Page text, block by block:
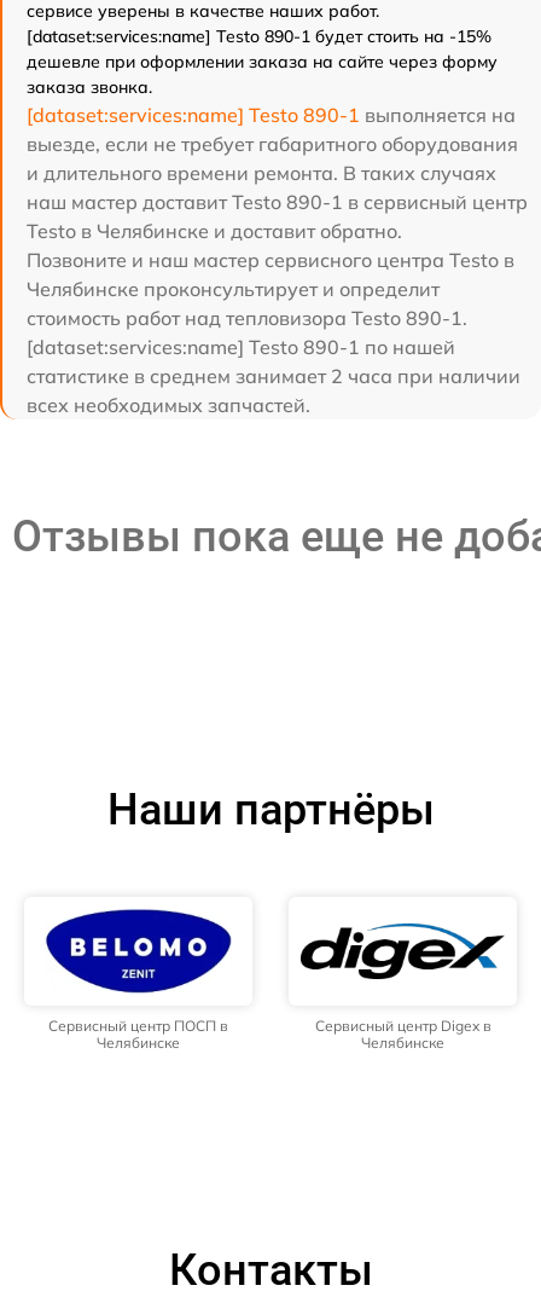
сервисе уверены в качестве наших работ.
[dataset:services:name] Testo 890-1 будет стоить на -15%
дешевле при оформлении заказа на сайте через форму
заказа звонка.
[dataset:services:name] Testo 890-1 выполняется на
выезде, если не требует габаритного оборудования
и длительного времени ремонта. В таких случаях
наш мастер доставит Testo 890-1 в сервисный центр
Testo в Челябинске и доставит обратно.
Позвоните и наш мастер сервисного центра Testo в
Челябинске проконсультирует и определит
стоимость работ над тепловизора Testo 890-1.
[dataset:services:name] Testo 890-1 по нашей
статистике в среднем занимает 2 часа при наличии
всех необходимых запчастей.
Отзывы пока еще не
Наши партнёры
Сервисный центр ПОСП в
Челябинске
Сервисный центр Digex в
Челябинске
Контакты